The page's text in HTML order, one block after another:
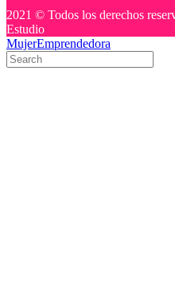
2021 © Todos los derechos
Estudio
MujerEmprendedora